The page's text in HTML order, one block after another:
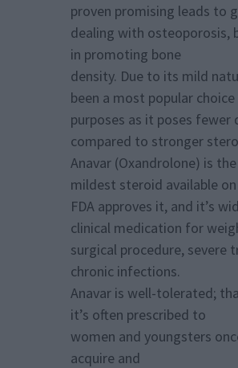
proven promising leads to
dealing with osteoporosis,
in promoting bone
density. Due to its mild
been a most popular
purposes as it poses fewer
compared to stronger
Anavar (Oxandrolone) is
mildest steroid available
FDA approves it, and it’s
clinical medication for
surgical procedure, severe
chronic infections.
Anavar is well-tolerated;
it’s often prescribed to
women and youngsters
acquire and